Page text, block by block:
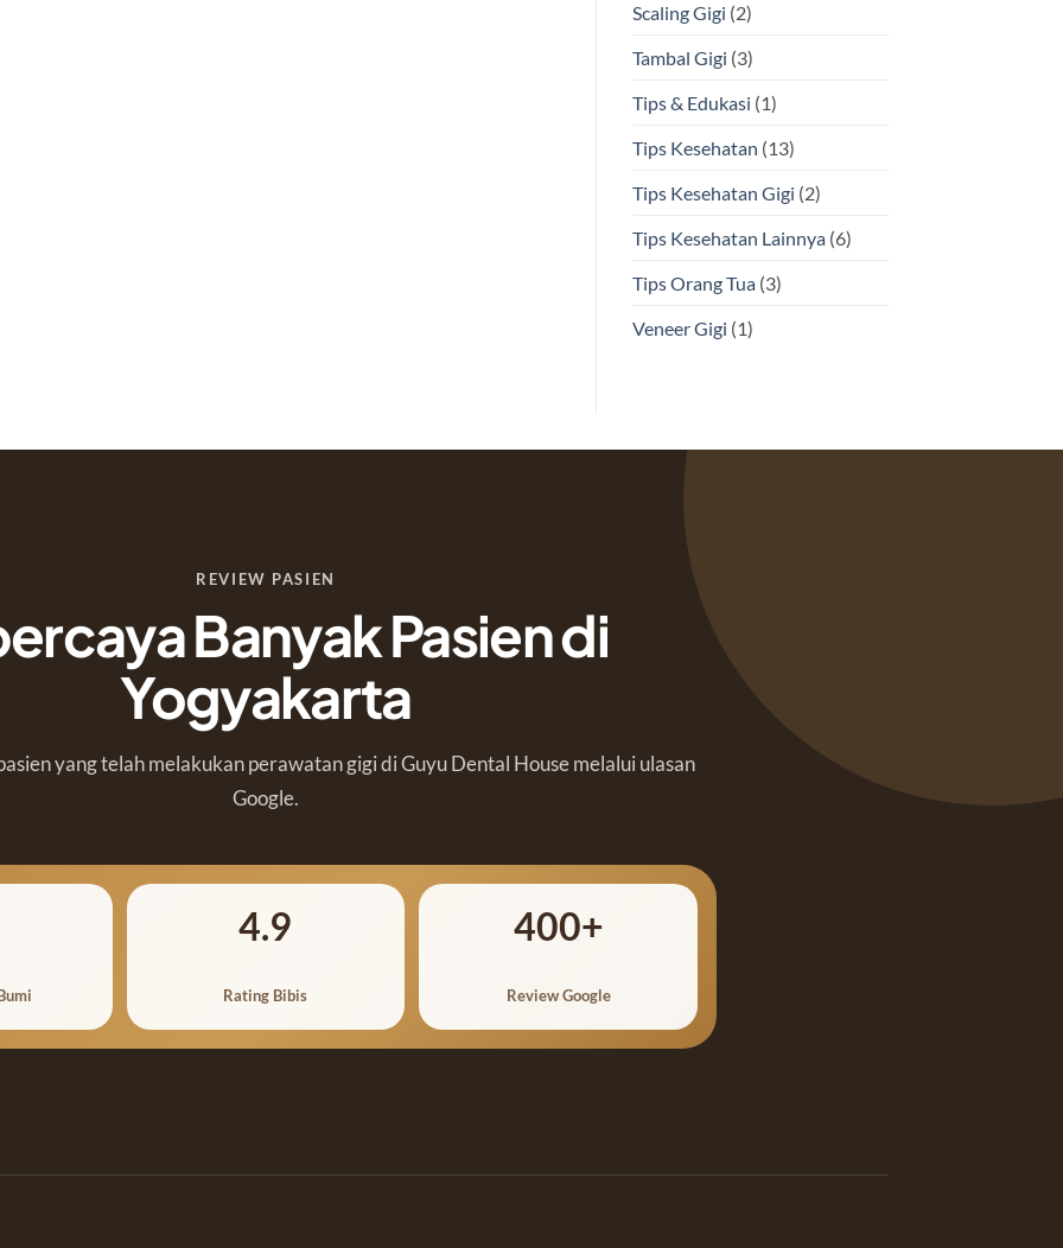
Scaling Gigi (2)
Tambal Gigi (3)
Tips & Edukasi (1)
Tips Kesehatan (13)
Tips Kesehatan Gigi (2)
Tips Kesehatan Lainnya(6)
Tips Orang Tua(3)
Veneer Gigi (1)
REVIEW PASIEN
Banyak Pasien di
Yogyakarta
yang telah melakukan perawatan gigi di Guyu Dental House melalui ulasan
Google.
4.9
Rating Bibis
400+
Review Google